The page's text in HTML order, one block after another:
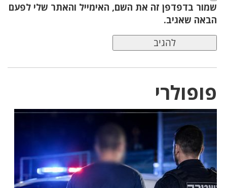
שמור בדפדפן זה את השם, האימייל והאתר שלי לפעם
הבאה שאגיב.
פופולרי